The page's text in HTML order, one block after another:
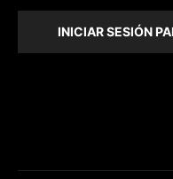
INICIAR SESIÓN